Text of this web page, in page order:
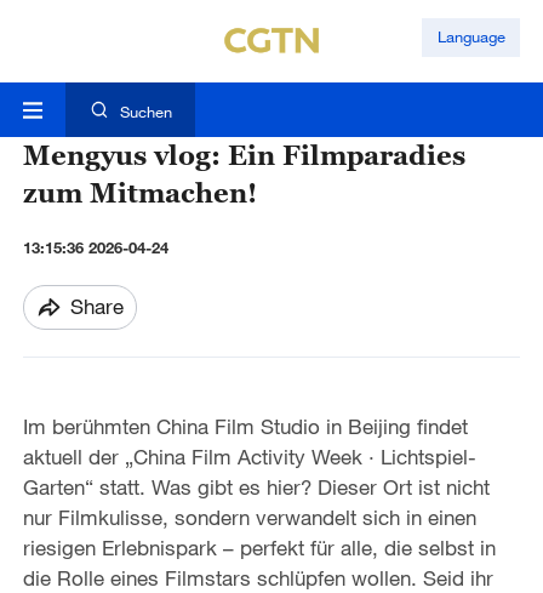
Language
Suchen
Mengyus vlog: Ein Filmparadies
zum Mitmachen!
13:15:36 2026-04-24
Share
Im berühmten China Film Studio in Beijing findet
aktuell der „China Film Activity Week · Lichtspiel-
Garten“ statt. Was gibt es hier? Dieser Ort ist nicht
nur Filmkulisse, sondern verwandelt sich in einen
riesigen Erlebnispark – perfekt für alle, die selbst in
die Rolle eines Filmstars schlüpfen wollen. Seid ihr